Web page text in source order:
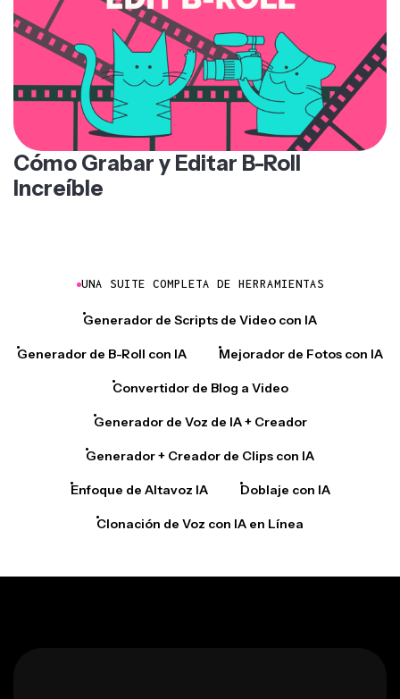
Cómo Grabar y Editar B-Roll
Increíble
UNA SUITE COMPLETA DE HERRAMIENTAS
Generador de Scripts de Video con IA
Generador de B-Roll con IA Mejorador de Fotos con IA
Convertidor de Blog a Video
Generador de Voz de IA + Creador
Generador + Creador de Clips con IA
Enfoque de Altavoz IA Doblaje con IA
Clonación de Voz con IA en Línea